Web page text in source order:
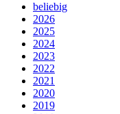
beliebig
2026
2025
2024
2023
2022
2021
2020
2019